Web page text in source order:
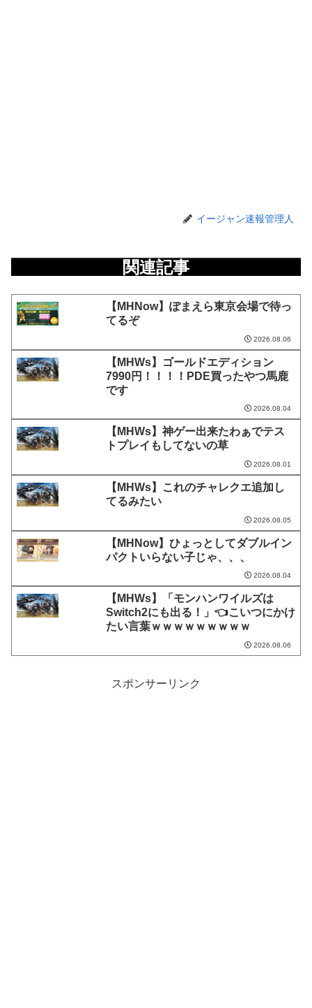
イージャン速報管理人
関連記事
【MHNow】ぽまえら東京会場で待っ
てるぞ
2026.08.06
【MHWs】ゴールドエディション
7990円！！！！PDE買ったやつ馬鹿
です
2026.08.04
【MHWs】神ゲー出来たわぁでテス
トプレイもしてないの草
2026.08.01
【MHWs】これのチャレクエ追加し
てるみたい
2026.08.05
【MHNow】ひょっとしてダブルイン
パクトいらない子じゃ、、、
2026.08.04
【MHWs】「モンハンワイルズは
Switch2にも出る！」👈こいつにかけ
たい言葉ｗｗｗｗｗｗｗｗｗ
2026.08.06
スポンサーリンク